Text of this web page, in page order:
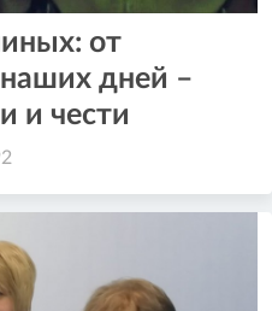
от
дней –
и чести